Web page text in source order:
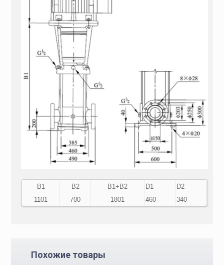
В1 В2 В1+В2 D1
D2
1101
700 1801 460 340
Похожие товары